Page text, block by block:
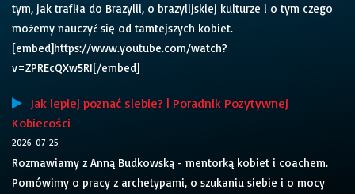
tym, jak trafiła do Brazylii, o brazylijskiej kulturze i o tym czego
możemy nauczyć się od tamtejszych kobiet.
[embed]https://www.youtube.com/watch?
v=ZPREcQXw5RI[/embed]
Jak lepiej poznać siebie? | Poradnik Pozytywnej
Kobiecości
2026-07-25
Rozmawiamy z Anną Budkowską - mentorką kobiet i coachem.
Pomówimy o pracy z archetypami, o szukaniu siebie i o mocy